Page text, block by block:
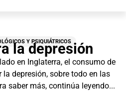
Y PSIQUIÁTRICOS
la depresión
en Inglaterra, el consumo de
depresión, sobre todo en las
saber más, continúa leyendo...